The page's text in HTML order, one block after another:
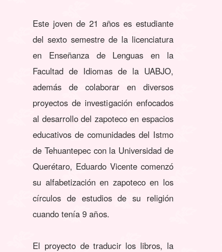
Este joven de 21 años es estudiante
del sexto semestre de la licenciatura
en Enseñanza de Lenguas en la
Facultad de Idiomas de la UABJO,
además de colaborar en diversos
proyectos de investigación enfocados
al desarrollo del zapoteco en espacios
educativos de comunidades del Istmo
de Tehuantepec con la Universidad de
Querétaro, Eduardo Vicente comenzó
su alfabetización en zapoteco en los
círculos de estudios de su religión
cuando tenía 9 años.
El proyecto de traducir los libros, la